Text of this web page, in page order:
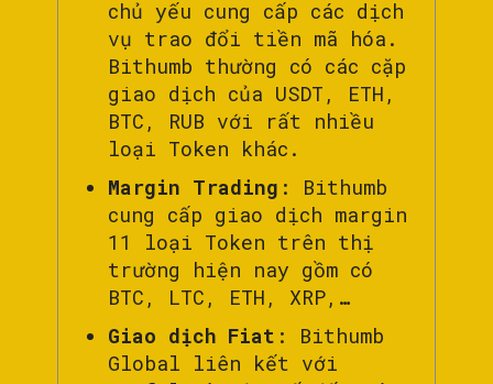
chủ yếu cung cấp các dịch
vụ trao đổi tiền mã hóa.
Bithumb thường có các cặp
giao dịch của USDT, ETH,
BTC, RUB với rất nhiều
loại Token khác.
Margin Trading : Bithumb
cung cấp giao dịch margin
11 loại Token trên thị
trường hiện nay gồm có
BTC, LTC, ETH, XRP,…
Giao dịch Fiat : Bithumb
Global liên kết với